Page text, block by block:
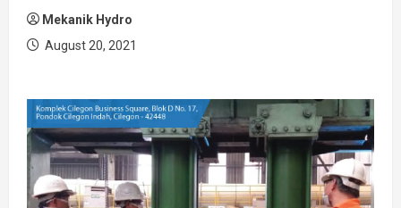
Mekanik Hydro
August 20, 2021